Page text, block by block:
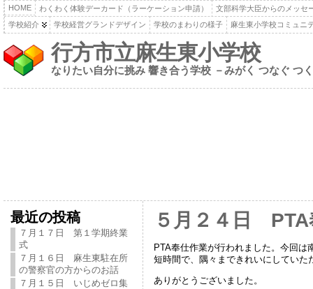
HOME わくわく体験デーカード（ラーケーション申請）
文部科学大臣からのメッセ
学校紹介
学校経営グランドデザイン 学校のまわりの様子 麻生東小学校コミュニ
行方市立麻生東小学校
なりたい自分に挑み 響き合う学校 －みがく つなぐ つ
最近の投稿
７月１７日 第１学期終業
式
７月１６日 麻生東駐在所
の警察官の方からのお話
７月１５日 いじめゼロ集
５月２４日 PTA
PTA奉仕作業が行われました。今回
短時間で、隅々まできれいにしていた
ありがとうございました。